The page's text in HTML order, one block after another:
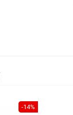
-14%